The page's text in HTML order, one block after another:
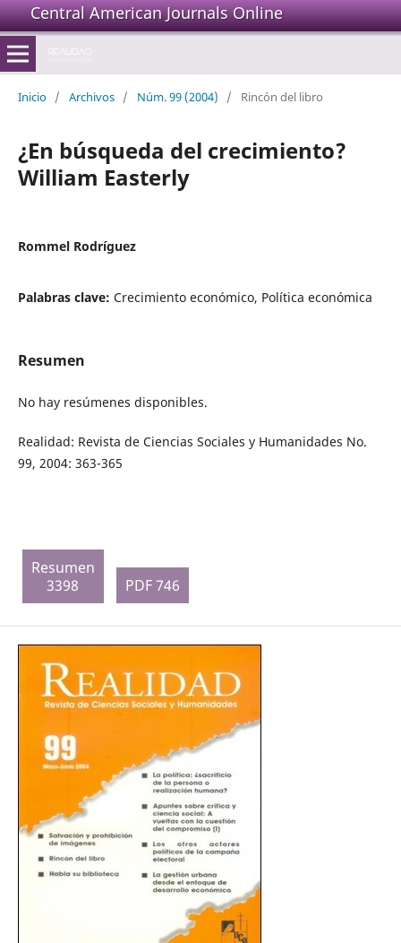
Central American Journals Online
Inicio / Archivos / Núm. 99 (2004) / Rincón del libro
¿En búsqueda del crecimiento?
William Easterly
Rommel Rodríguez
Palabras clave: Crecimiento económico, Política económica
Resumen
No hay resúmenes disponibles.
Realidad: Revista de Ciencias Sociales y Humanidades No.
99, 2004: 363-365
Resumen
3398
PDF 746